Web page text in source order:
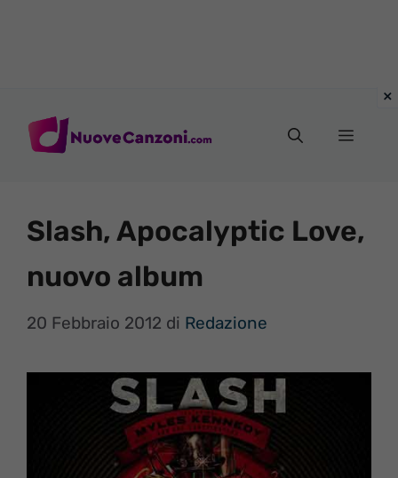
Menu
Slash, Apocalyptic Love,
nuovo album
20 Febbraio 2012 di Redazione